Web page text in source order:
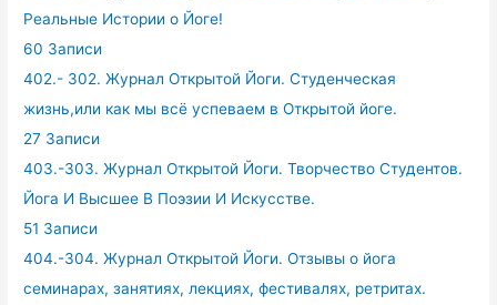
Реальные Истории о Йоге!
60 Записи
402.- 302. Журнал Открытой Йоги. Студенческая
жизнь,или как мы всё успеваем в Открытой йоге.
27 Записи
403.-303. Журнал Открытой Йоги. Творчество Студентов.
Йога И Высшее В Поэзии И Искусстве.
51 Записи
404.-304. Журнал Открытой Йоги. Отзывы о йога
семинарах, занятиях, лекциях, фестивалях, ретритах.